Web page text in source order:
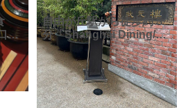
コ
名
面
ス
な
自由が丘駅から徒歩約５
分「Shanghai Dining/状
元樓/自由が丘店」。1955
年創業の横浜中華街の老
舗上海料理の名店「 状元
樓（ジョウゲンロウ）」
の姉